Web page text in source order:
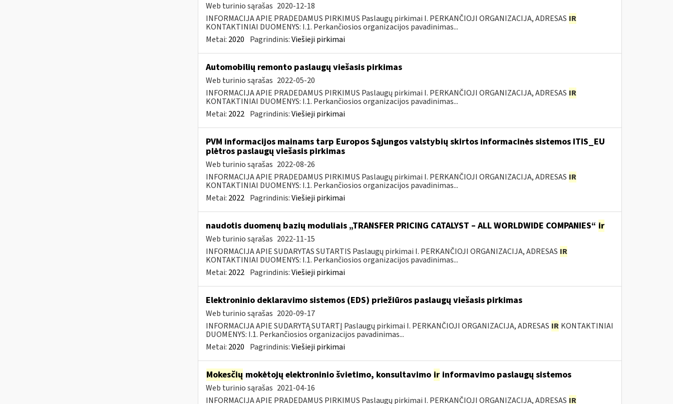
Web turinio sąrašas 2020-12-18
INFORMACIJA APIE PRADEDAMUS PIRKIMUS Paslaugų pirkimai I. PERKANČIOJI ORGANIZACIJA, ADRESAS IR
KONTAKTINIAI DUOMENYS: I.1. Perkančiosios organizacijos pavadinimas...
Metai: 2020 Pagrindinis:Viešieji pirkimai
Automobilių remonto paslaugų viešasis pirkimas
Web turinio sąrašas 2022-05-20
INFORMACIJA APIE PRADEDAMUS PIRKIMUS Paslaugų pirkimai I. PERKANČIOJI ORGANIZACIJA, ADRESAS IR
KONTAKTINIAI DUOMENYS: I.1. Perkančiosios organizacijos pavadinimas...
Metai: 2022 Pagrindinis:Viešieji pirkimai
PVM informacijos mainams tarp Europos Sąjungos valstybių skirtos informacinės sistemos ITIS_EU
plėtros paslaugų viešasis pirkimas
Web turinio sąrašas 2022-08-26
INFORMACIJA APIE PRADEDAMUS PIRKIMUS Paslaugų pirkimai I. PERKANČIOJI ORGANIZACIJA, ADRESAS IR
KONTAKTINIAI DUOMENYS: I.1. Perkančiosios organizacijos pavadinimas...
Metai: 2022 Pagrindinis:Viešieji pirkimai
naudotis duomenų bazių moduliais „TRANSFER PRICING CATALYST – ALL WORLDWIDE COMPANIES“ ir
Web turinio sąrašas 2022-11-15
INFORMACIJA APIE SUDARYTAS SUTARTIS Paslaugų pirkimai I. PERKANČIOJI ORGANIZACIJA, ADRESAS IR
KONTAKTINIAI DUOMENYS: I.1. Perkančiosios organizacijos pavadinimas...
Metai: 2022 Pagrindinis:Viešieji pirkimai
Elektroninio deklaravimo sistemos (EDS) priežiūros paslaugų viešasis pirkimas
Web turinio sąrašas 2020-09-17
INFORMACIJA APIE SUDARYTĄ SUTARTĮ Paslaugų pirkimai I. PERKANČIOJI ORGANIZACIJA, ADRESAS IR KONTAKTINIAI
DUOMENYS: I.1. Perkančiosios organizacijos pavadinimas...
Metai: 2020 Pagrindinis:Viešieji pirkimai
Mokesčių mokėtojų elektroninio švietimo, konsultavimo irinformavimo paslaugų sistemos
Web turinio sąrašas 2021-04-16
INFORMACIJA APIE PRADEDAMUS PIRKIMUS Paslaugų pirkimai I. PERKANČIOJI ORGANIZACIJA, ADRESAS IR